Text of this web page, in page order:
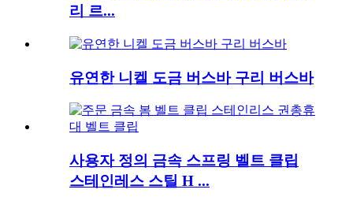
리 르...
유연한 니켈 도금 버스바 구리 버스바
사용자 정의 금속 스프링 벨트 클립
스테인레스 스틸 H ...